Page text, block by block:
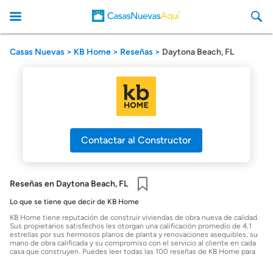
CasasNuevasAqui
Casas Nuevas KB Home Reseñas Daytona Beach, FL
Contactar al Constructor
Reseñas en Daytona Beach, FL
Lo que se tiene que decir de KB Home
KB Home tiene reputación de construir viviendas de obra nueva de calidad.
Sus propietarios satisfechos les otorgan una calificación promedio de 4.1
estrellas por sus hermosos planos de planta y renovaciones asequibles, su
mano de obra calificada y su compromiso con el servicio al cliente en cada
casa que construyen. Puedes leer todas las 100 reseñas de KB Home para